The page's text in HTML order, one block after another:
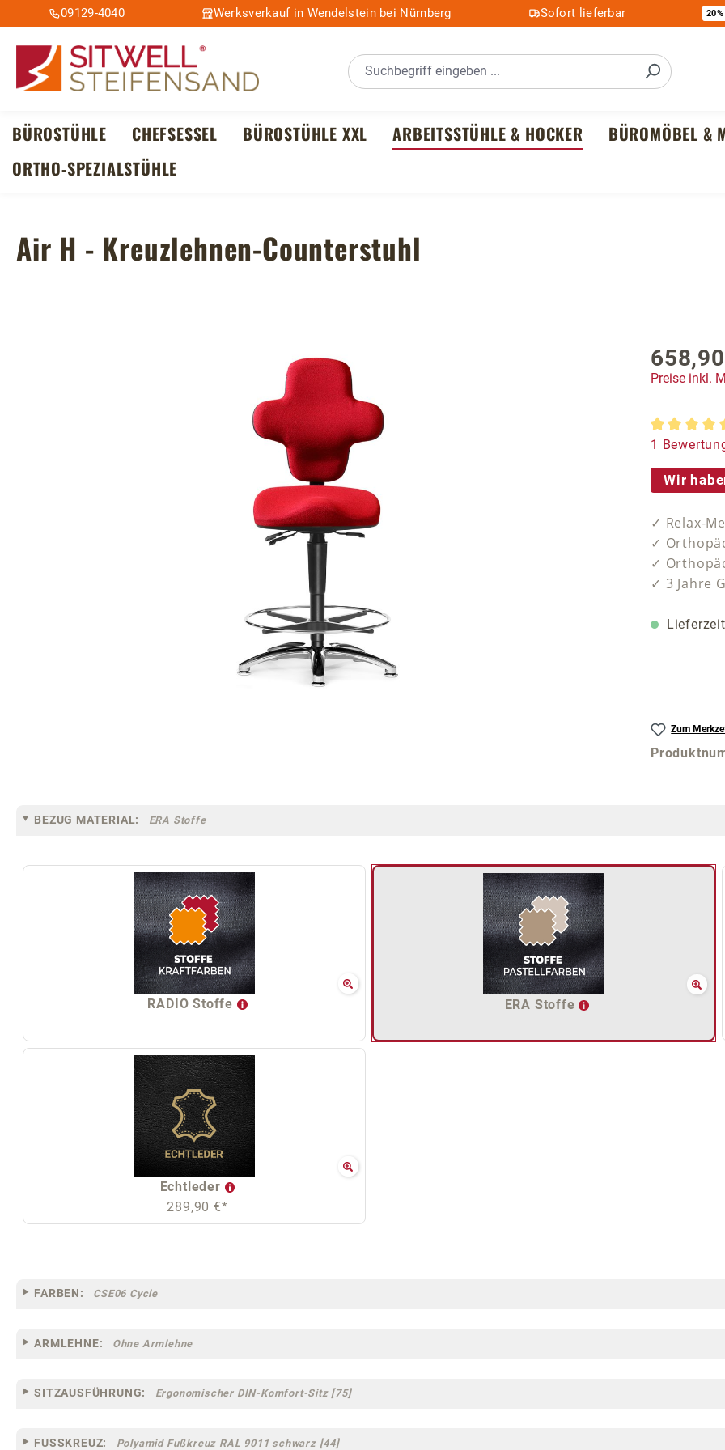
Hauptinhalt springen
Zur Suche springen
Zur Hauptnavigation springen
09129-4040 Werksverkauf in Wendelstein bei Nürnberg Sofort lieferbar 20%
BÜROSTÜHLE CHEFSESSEL BÜROSTÜHLE XXL ARBEITSSTÜHLE & HOCKER BÜROMÖBEL &
ORTHO-SPEZIALSTÜHLE
Air H - Kreuzlehnen-Counterstuhl
Preise inkl.
1
Wir
✓ Relax-
✓
✓
✓ 3 Jahre
Zum
BEZUG MATERIAL: ERA Stoffe
RADIO Stoffe ERA Stoffe
Echtleder
289,90 €*
FARBEN: CSE06 Cycle
ARMLEHNE: Ohne Armlehne
SITZAUSFÜHRUNG: Ergonomischer DIN-Komfort-Sitz [75]
FUSSKREUZ: Polyamid Fußkreuz RAL 9011 schwarz [44]